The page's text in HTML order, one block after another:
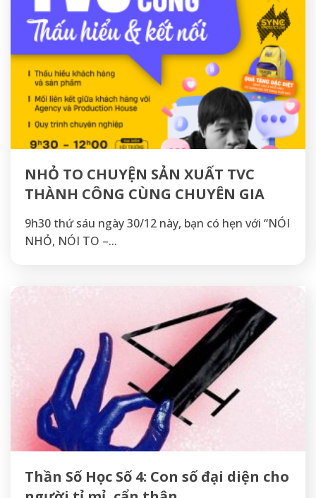
NHỎ TO CHUYỆN SẢN XUẤT TVC
THÀNH CÔNG CÙNG CHUYÊN GIA
9h30 thứ sáu ngày 30/12 này, bạn có hẹn với “NÓI
NHỎ, NÓI TO –...
Thần Số Học Số 4: Con số đại diện cho